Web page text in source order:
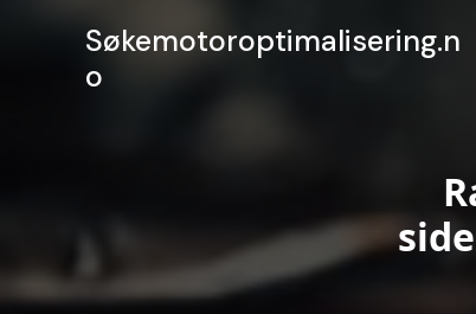
Søkemotoroptimalisering.n
o